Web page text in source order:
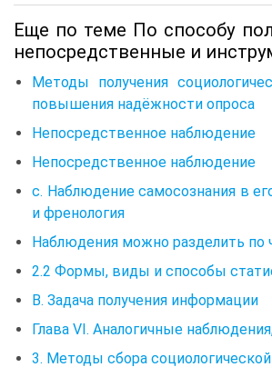
Еще по теме По способу
непосредственные и
Методы получения
повышения надёжности опроса
Непосредственное наблюдение
Непосредственное наблюдение
c. Наблюдение самосознания в
и френология
Наблюдения можно разделить по
2.2 Формы, виды и способы
В. Задача получения информации
Глава VI. Аналогичные
3. Методы сбора